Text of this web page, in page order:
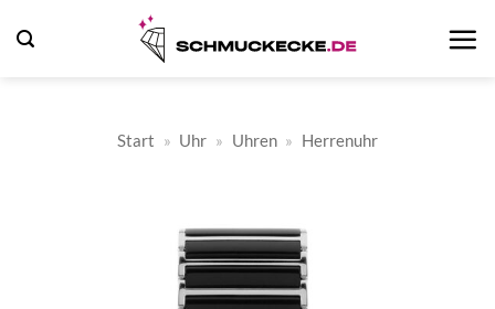
Inhalt
Start » Uhr » Uhren » Herrenuhr